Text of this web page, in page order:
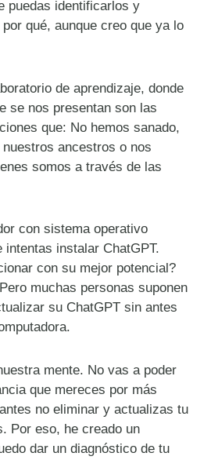
puedas identificarlos y
qué, aunque creo que ya lo
de aprendizaje, donde
se nos presentan son las
que: No hemos sanado,
ancestros o nos
somos a través de las
con sistema operativo
intentas instalar ChatGPT.
con su mejor potencial?
muchas personas suponen
su ChatGPT sin antes
mente. No vas a poder
que mereces por más
no eliminar y actualizas tu
Por eso, he creado un
dar un diagnóstico de tu